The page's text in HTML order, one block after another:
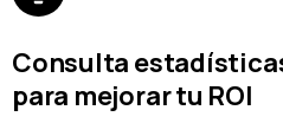
Consulta
para mejorar tu ROI